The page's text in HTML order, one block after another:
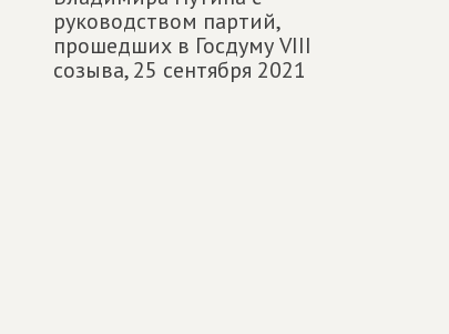
руководством партий,
прошедших в Госдуму VIII
созыва,25 сентября 2021